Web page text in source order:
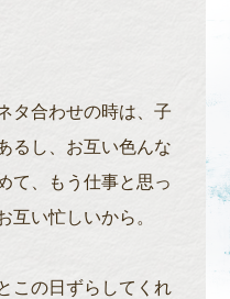
タ合わせの時は、子
るし、お互い色んな
て、もう仕事と思っ
い忙しいから。
この日ずらしてくれ